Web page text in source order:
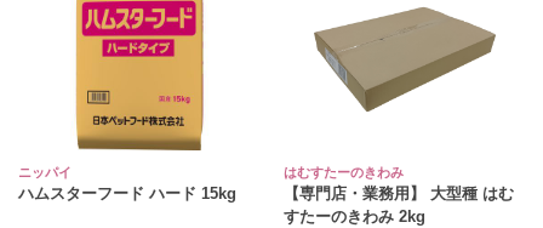
ニッパイ
ハムスターフード ハード 15kg
はむすたーのきわみ
【専門店・業務用】 大型種 はむ
すたーのきわみ 2kg